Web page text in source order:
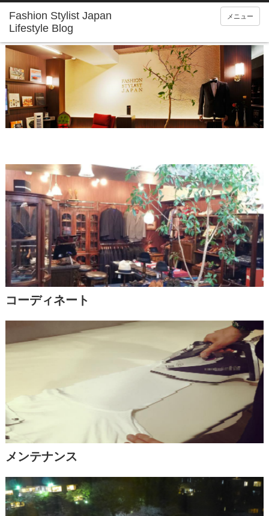
Fashion Stylist Japan
Lifestyle Blog
メニュー
コーディネート
メンテナンス